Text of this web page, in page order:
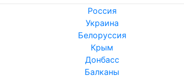
Россия
Украина
Белоруссия
Крым
Донбасс
Балканы